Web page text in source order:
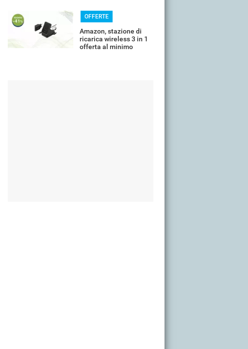
OFFERTE
Amazon, stazione di
ricarica wireless 3 in 1
offerta al minimo